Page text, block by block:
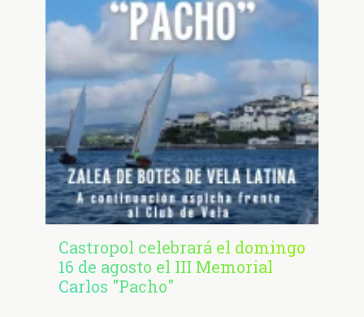
Castropol celebrará el domingo
16 de agosto el III Memorial
Carlos "Pacho"